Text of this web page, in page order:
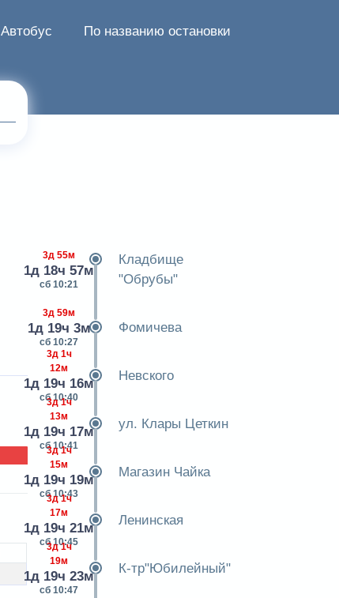
Автобус По названию остановки
3д 55м
1д 18ч 57м
сб 10:21
Кладбище
"Обрубы"
3д 59м
1д 19ч 3м
сб 10:27
Фомичева
3д 1ч
12м
1д 19ч 16м
сб 10:40
Невского
3д 1ч
13м
1д 19ч 17м
сб 10:41
ул. Клары Цеткин
3д 1ч
15м
1д 19ч 19м
сб 10:43
Магазин Чайка
3д 1ч
17м
1д 19ч 21м
сб 10:45
Ленинская
3д 1ч
19м
1д 19ч 23м
сб 10:47
К-тр"Юбилейный"